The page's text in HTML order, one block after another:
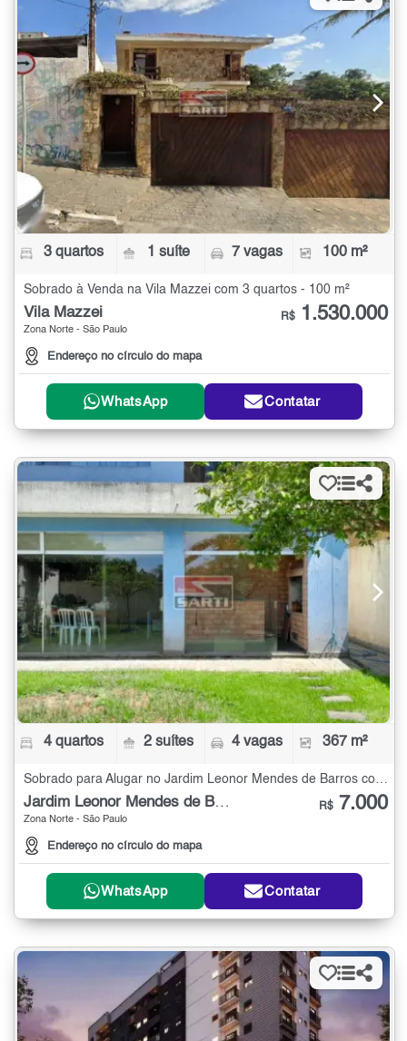
3 quartos 1 suíte 7 vagas 100 m²
Sobrado à Venda na Vila Mazzei com 3 quartos - 100 m²
Vila Mazzei
Zona Norte - São Paulo
Endereço no círculo do mapa
R$ 1.530.000
WhatsApp Contatar
4 quartos 2 suítes 4 vagas 367 m²
Sobrado para Alugar no Jardim Leonor Mendes de Barros com 4 quartos - 367 m²
Jardim Leonor Mendes de Barros
Zona Norte - São Paulo
Endereço no círculo do mapa
R$ 7.000
WhatsApp Contatar